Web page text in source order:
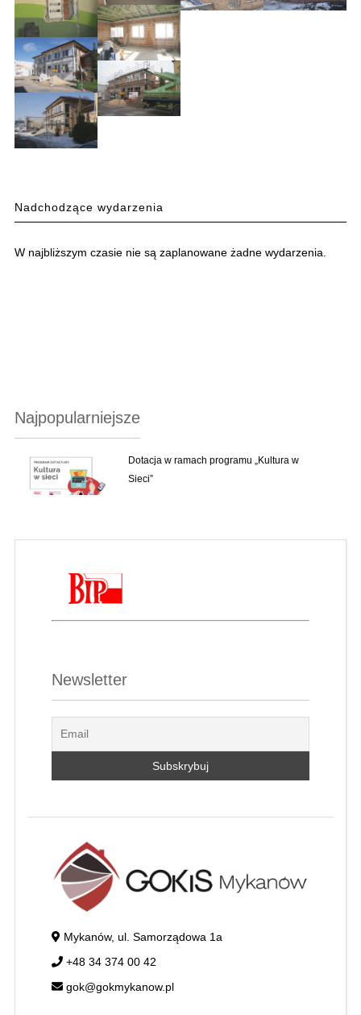
Nadchodzące wydarzenia
W najbliższym czasie nie są zaplanowane żadne wydarzenia.
Najpopularniejsze
Dotacja w ramach programu „Kultura w
Sieci”
Newsletter
Mykanów, ul. Samorządowa 1a
+48 34 374 00 42
gok@gokmykanow.pl